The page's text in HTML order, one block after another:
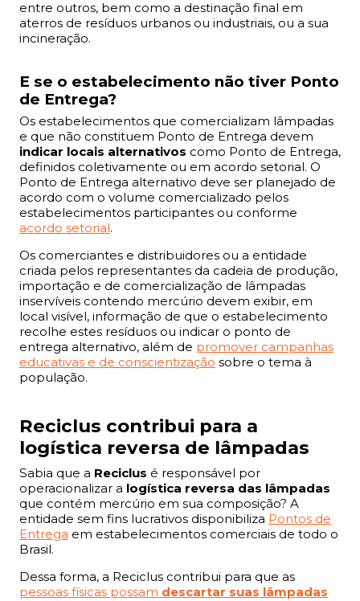
entre outros, bem como a destinação final em
aterros de resíduos urbanos ou industriais, ou a sua
incineração.
E se o estabelecimento não tiver Ponto
de Entrega?
Os estabelecimentos que comercializam lâmpadas
e que não constituem Ponto de Entrega devem
indicar locais alternativos como Ponto de Entrega,
definidos coletivamente ou em acordo setorial. O
Ponto de Entrega alternativo deve ser planejado de
acordo com o volume comercializado pelos
estabelecimentos participantes ou conforme
acordo setorial.
Os comerciantes e distribuidores ou a entidade
criada pelos representantes da cadeia de produção,
importação e de comercialização de lâmpadas
inservíveis contendo mercúrio devem exibir, em
local visível, informação de que o estabelecimento
recolhe estes resíduos ou indicar o ponto de
entrega alternativo, além de promover campanhas
educativas e de conscientização sobre o tema à
população.
Reciclus contribui para a
logística reversa de lâmpadas
Sabia que a Reciclus é responsável por
operacionalizar a logística reversa das lâmpadas
que contém mercúrio em sua composição? A
entidade sem fins lucrativos disponibiliza Pontos de
Entrega em estabelecimentos comerciais de todo o
Brasil.
Dessa forma, a Reciclus contribui para que as
pessoas físicas possam descartar suas lâmpadas